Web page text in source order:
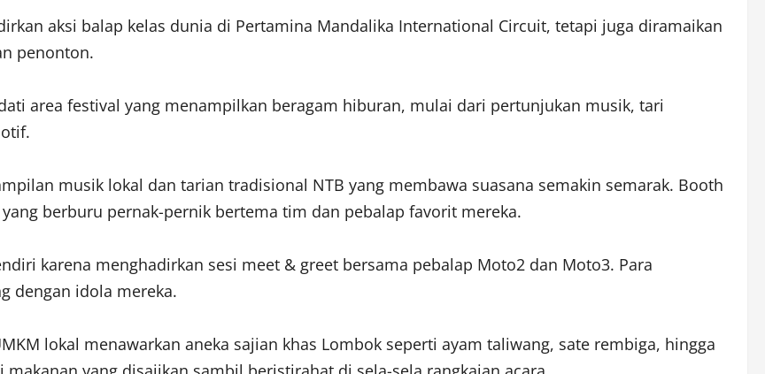
aksi balap kelas dunia di Pertamina Mandalika International Circuit, tetapi juga diramaikan
penonton.
area festival yang menampilkan beragam hiburan, mulai dari pertunjukan musik, tari
musik lokal dan tarian tradisional NTB yang membawa suasana semakin semarak. Booth
berburu pernak-pernik bertema tim dan pebalap favorit mereka.
karena menghadirkan sesi meet & greet bersama pebalap Moto2 dan Moto3. Para
dengan idola mereka.
lokal menawarkan aneka sajian khas Lombok seperti ayam taliwang, sate rembiga, hingga